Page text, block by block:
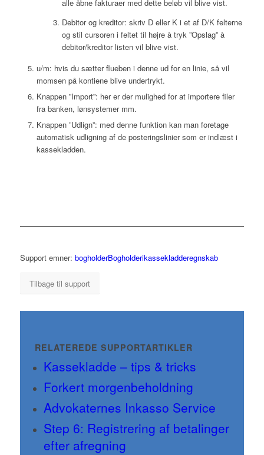
alle åbne fakturaer med dette beløb vil blive vist.
Debitor og kreditor: skriv D eller K i et af D/K felterne
og stil cursoren i feltet til højre à tryk ”Opslag” à
debitor/kreditor listen vil blive vist.
u/m: hvis du sætter flueben i denne ud for en linie, så vil
momsen på kontiene blive undertrykt.
Knappen ”Import”: her er der mulighed for at importere filer
fra banken, lønsystemer mm.
Knappen ”Udlign”: med denne funktion kan man foretage
automatisk udligning af de posteringslinier som er indlæst i
kassekladden.
Support emner: bogholderBogholderikassekladderegnskab
Tilbage til support
RELATEREDE SUPPORTARTIKLER
Kassekladde – tips & tricks
Forkert morgenbeholdning
Advokaternes Inkasso Service
Step 6: Registrering af betalinger
efter afregning